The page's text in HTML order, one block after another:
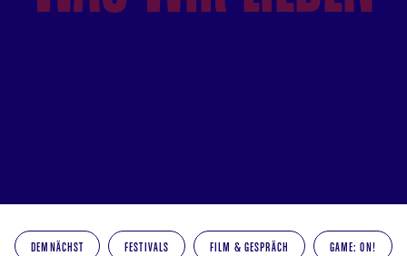
DEMNÄCHST FESTIVALS FILM & GESPRÄCH GAME: ON!